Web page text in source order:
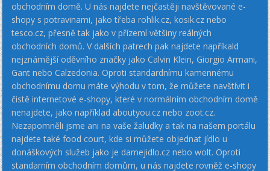
obchodním domě. U nás najdete nejčastěji navštěvované e-
shopy s potravinami, jako třeba rohlik.cz, kosik.cz nebo
tesco.cz, přesně tak jako v přízemí většiny reálných
obchodních domů. V dalších patrech pak najdete napříkald
nejznámější oděvního značky jako Calvin Klein, Giorgio Armani,
Gant nebo Calzedonia. Oproti standardnímu kamennému
obchodnímu domu máte výhodu v tom, že můžete navštívit i
čistě internetové e-shopy, které v normálním obchodním domě
nenajdete, jako například aboutyou.cz nebo zoot.cz.
Nezapomněli jsme ani na vaše žaludky a tak na našem portálu
najdete také food court, kde si můžete objednat jídlo u
donáškových služeb jako je damejidlo.cz nebo wolt. Oproti
standarním obchodním domům, u nás najdete rovněž e-shopy